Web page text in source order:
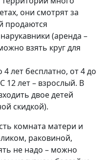
они смотрят за
продаются
(аренда –
взять круг для
лет бесплатно, от 4 до
12 лет – взрослый. В
двое детей
скидкой).
комната матери и
раковиной,
не надо – можно